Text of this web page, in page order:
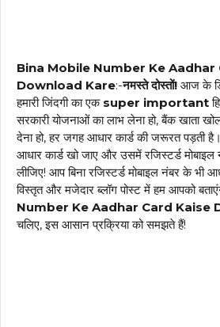
Bina Mobile Number Ke Aadhar
Download Kare:-नमस्ते दोस्तों! आज के
हमारी जिंदगी का एक super important
सरकारी योजनाओं का लाभ लेना हो, बैंक खाता
देना हो, हर जगह आधार कार्ड की जरूरत पड़ती
आधार कार्ड खो जाए और उसमें रजिस्टर्ड
लीजिए! आप बिना रजिस्टर्ड मोबाइल नंबर के भी
विस्तृत और मजेदार ब्लॉग पोस्ट में हम आपको
Number Ke Aadhar Card Kaise
चलिए, इस आसान प्रक्रिया को समझते हैं!